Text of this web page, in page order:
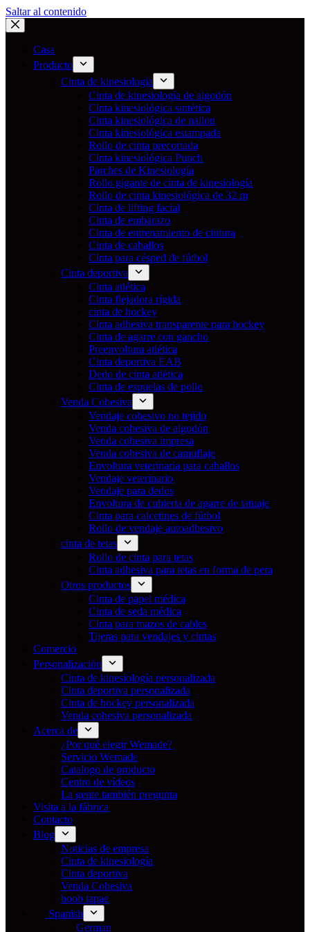
Saltar al contenido
Casa
Producto
Cinta de kinesiología
Cinta de kinesiología de algodón
Cinta kinesiológica sintética
Cinta kinesiológica de nailon
Cinta kinesiológica estampada
Rollo de cinta precortada
Cinta kinesiológica Punch
Parches de Kinesiología
Rollo gigante de cinta de kinesiología
Rollo de cinta kinesiológica de 32 m
Cinta de lifting facial
Cinta de embarazo
Cinta de entrenamiento de cintura
Cinta de caballos
Cinta para césped de fútbol
Cinta deportiva
Cinta atlética
Cinta flejadora rígida
cinta de hockey
Cinta adhesiva transparente para hockey
Cinta de agarre con gancho
Preenvoltura atlética
Cinta deportiva EAB
Dedo de cinta atlética
Cinta de espuelas de pollo
Venda Cohesiva
Vendaje cohesivo no tejido
Venda cohesiva de algodón
Venda cohesiva impresa
Venda cohesiva de camuflaje
Envoltura veterinaria para caballos
Vendaje veterinario
Vendaje para dedos
Envoltura de cubierta de agarre de tatuaje
Cinta para calcetines de fútbol
Rollo de vendaje autoadhesivo
cinta de tetas
Rollo de cinta para tetas
Cinta adhesiva para tetas en forma de pera
Otros productos
Cinta de papel médica
Cinta de seda médica
Cinta para mazos de cables
Tijeras para vendajes y cintas
Comercio
Personalización
Cinta de kinesiología personalizada
Cinta deportiva personalizada
Cinta de hockey personalizada
Venda cohesiva personalizada
Acerca de
¿Por qué elegir Wemade?
Servicio Wemade
Catalogo de producto
Centro de vídeos
La gente también pregunta
Visita a la fábrica
Contacto
Blog
Noticias de empresa
Cinta de kinesiología
Cinta deportiva
Venda Cohesiva
boob tapae
Spanish
German